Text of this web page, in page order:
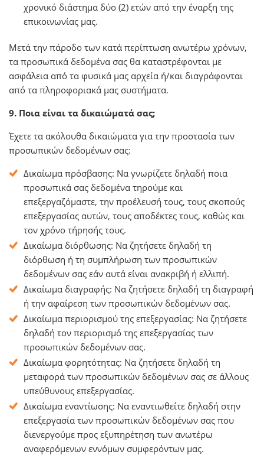
χρονικό διάστημα δύο (2) ετών από την έναρξη της
επικοινωνίας μας.
Μετά την πάροδο των κατά περίπτωση ανωτέρω χρόνων,
τα προσωπικά δεδομένα σας θα καταστρέφονται με
ασφάλεια από τα φυσικά μας αρχεία ή/και διαγράφονται
από τα πληροφοριακά μας συστήματα.
9. Ποια είναι τα δικαιώματά σας;
Έχετε τα ακόλουθα δικαιώματα για την προστασία των
προσωπικών δεδομένων σας:
Δικαίωμα πρόσβασης: Να γνωρίζετε δηλαδή ποια
προσωπικά σας δεδομένα τηρούμε και
επεξεργαζόμαστε, την προέλευσή τους, τους σκοπούς
επεξεργασίας αυτών, τους αποδέκτες τους, καθώς και
τον χρόνο τήρησής τους.
Δικαίωμα διόρθωσης: Να ζητήσετε δηλαδή τη
διόρθωση ή τη συμπλήρωση των προσωπικών
δεδομένων σας εάν αυτά είναι ανακριβή ή ελλιπή.
Δικαίωμα διαγραφής: Να ζητήσετε δηλαδή τη διαγραφή
ή την αφαίρεση των προσωπικών δεδομένων σας.
Δικαίωμα περιορισμού της επεξεργασίας: Να ζητήσετε
δηλαδή τον περιορισμό της επεξεργασίας των
προσωπικών δεδομένων σας.
Δικαίωμα φορητότητας: Να ζητήσετε δηλαδή τη
μεταφορά των προσωπικών δεδομένων σας σε άλλους
υπεύθυνους επεξεργασίας.
Δικαίωμα εναντίωσης: Να εναντιωθείτε δηλαδή στην
επεξεργασία των προσωπικών δεδομένων σας που
διενεργούμε προς εξυπηρέτηση των ανωτέρω
αναφερόμενων εννόμων συμφερόντων μας.